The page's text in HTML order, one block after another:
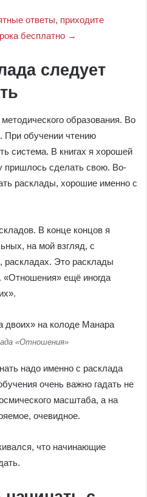
ответы, приходите
бесплатно →
следует
образования. Во
При обучении чтению
система. В книгах я хорошей
пришлось сделать свою. Во-
расклады, хорошие именно с
В конце концов я
на мой взгляд, с
раскладах. Это расклады
ещё иногда
«Отношения»
надо именно с расклада
очень важно гадать не
масштаба, а на
очевидное.
что начинающие